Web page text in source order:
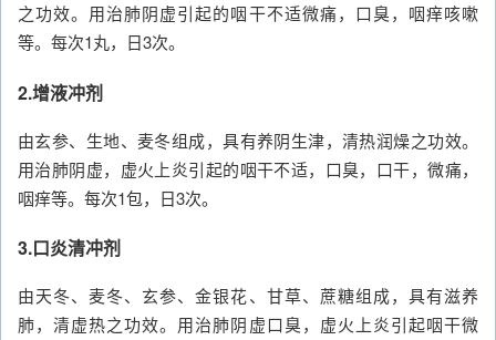
之功效。用治肺阴虚引起的咽干不适微痛，口臭，咽痒咳嗽
等。每次1丸，日3次。
2.增液冲剂
由玄参、生地、麦冬组成，具有养阴生津，清热润燥之功效。
用治肺阴虚，虚火上炎引起的咽干不适，口臭，口干，微痛，
咽痒等。每次1包，日3次。
3.口炎清冲剂
由天冬、麦冬、玄参、金银花、甘草、蔗糖组成，具有滋养
肺，清虚热之功效。用治肺阴虚口臭，虚火上炎引起咽干微